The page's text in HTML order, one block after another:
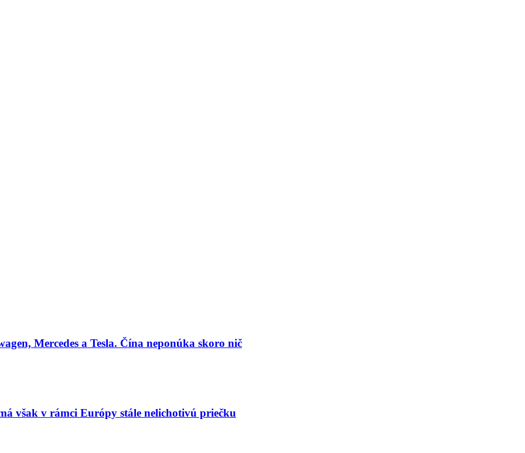
Mercedes a Tesla. Čína neponúka skoro nič
však v rámci Európy stále nelichotivú priečku